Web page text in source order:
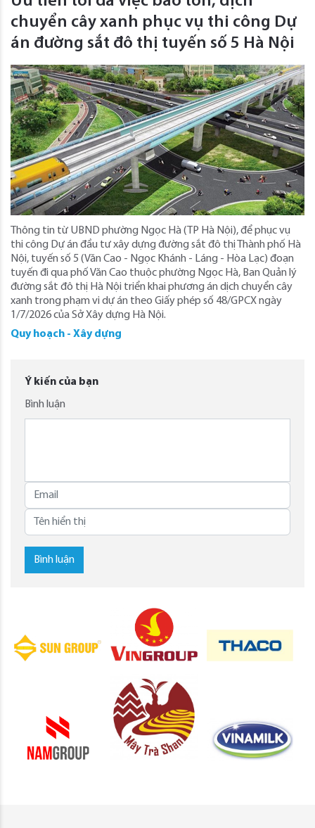
chuyển cây xanh phục vụ thi công Dự
án đường sắt đô thị tuyến số 5 Hà Nội
Thông tin từ UBND phường Ngọc Hà (TP Hà Nội), để phục vụ
thi công Dự án đầu tư xây dựng đường sắt đô thị Thành phố Hà
Nội, tuyến số 5 (Văn Cao - Ngọc Khánh - Láng - Hòa Lạc) đoạn
tuyến đi qua phố Văn Cao thuộc phường Ngọc Hà, Ban Quản lý
đường sắt đô thị Hà Nội triển khai phương án dịch chuyển cây
xanh trong phạm vi dự án theo Giấy phép số 48/GPCX ngày
1/7/2026 của Sở Xây dựng Hà Nội.
Quy hoạch - Xây dựng
Ý kiến của bạn
Bình luận
Bình luận